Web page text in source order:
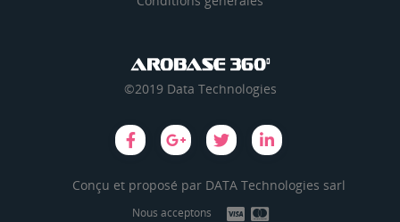
©2019 Data Technologies
Conçu et proposé par DATA Technologies sarl
Nous acceptons